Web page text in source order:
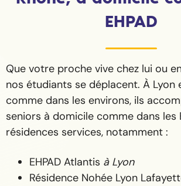
EHPAD
Que votre proche vive chez lui ou
nos étudiants se déplacent. À Lyon
comme dans les environs, ils
seniors à domicile comme dans les
résidences services, notamment :
EHPAD Atlantis à Lyon
Résidence Nohée Lyon